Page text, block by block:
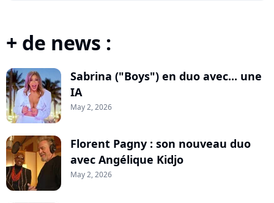
+ de news :
Sabrina ("Boys") en duo avec... une
IA
May 2, 2026
Florent Pagny : son nouveau duo
avec Angélique Kidjo
May 2, 2026